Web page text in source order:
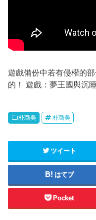
遊戲備份中若有侵權的
的！ 遊戲：夢王國與沉
朴璐美 朴璐美
ツイート
はてブ
Pocket